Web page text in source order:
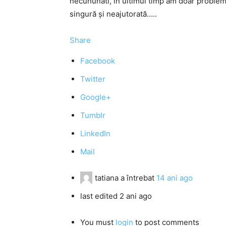
singură și neajutorată…..
Share
Facebook
Twitter
Google+
Tumblr
LinkedIn
Mail
tatiana a întrebat 14 ani ago
last edited 2 ani ago
You must login to post comments